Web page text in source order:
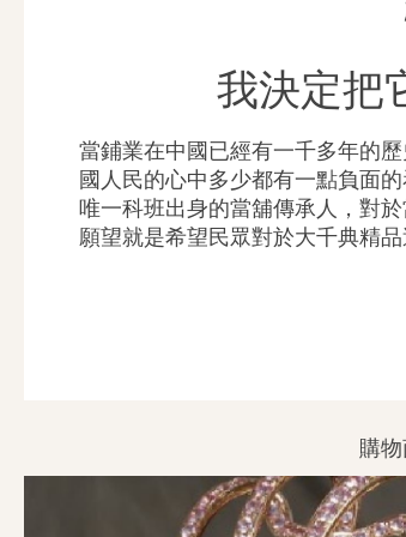
我決定把
當鋪業在中國已經有一千多年的
國人民的心中多少都有一點負面
唯一科班出身的當舖傳承人，對
願望就是希望民眾對於大千典精
購